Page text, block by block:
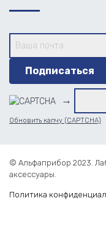
→
Обновить капчу (CAPTCHA)
© Альфаприбор 2023.
аксессуары.
Политика